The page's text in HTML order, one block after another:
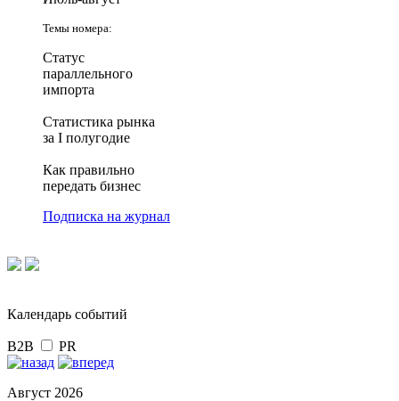
Темы номера:
Статус
параллельного
импорта
Статистика рынка
за I полугодие
Как правильно
передать бизнес
Подписка на журнал
Календарь событий
B2B PR
Август 2026